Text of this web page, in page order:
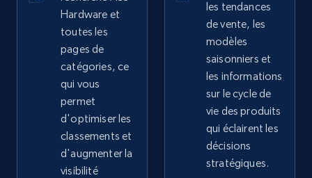
Commencer
Google Shopping - collects products from
web using keywords
URL, Product id, Title, Product description,
Rating, Reviews count, Images, Variations, and
Hardware et
toutes les
pages de
catégories, ce
qui vous
permet
d'optimiser les
classements et
d'augmenter la
visibilité
les tendances
de vente, les
modèles
saisonniers et
les informations
sur le cycle de
vie des produits
qui éclairent les
décisions
stratégiques.